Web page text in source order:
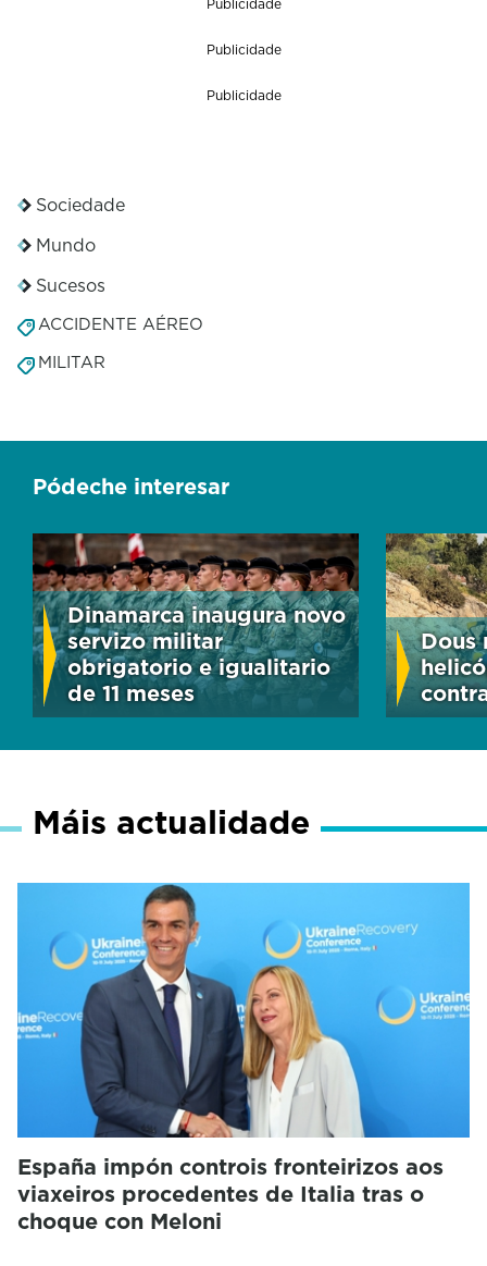
Publicidade
Publicidade
Publicidade
Sociedade
Mundo
Sucesos
ACCIDENTE AÉREO
MILITAR
Pódeche interesar
Dinamarca inaugura novo
servizo militar
obrigatorio e igualitario
de 11 meses
Dous
Máis actualidade
España impón controis fronteirizos aos
viaxeiros procedentes de Italia tras o
choque con Meloni